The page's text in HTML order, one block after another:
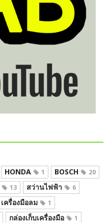
HONDA 1 BOSCH 20
13 สว่านไฟฟ้า 6
เครื่องมือลม 1
กล่องเก็บเครื่องมือ 1